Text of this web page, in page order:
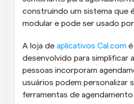
construindo um sistema que
modular e pode ser usado
A loja de aplicativos Cal.com
desenvolvido para simplificar
pessoas incorporam
usuários podem personalizar
ferramentas de